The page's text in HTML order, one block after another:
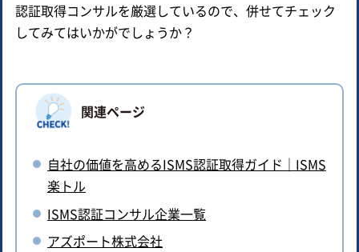
認証取得コンサルを厳選しているので、併せてチェック
してみてはいかがでしょうか？
関連ページ
自社の価値を高めるISMS認証取得ガイド｜ISMS
楽トル
ISMS認証コンサル企業一覧
アズポート株式会社